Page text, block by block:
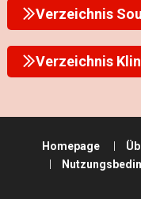
Verzeichnis
Verzeichnis
Homepage